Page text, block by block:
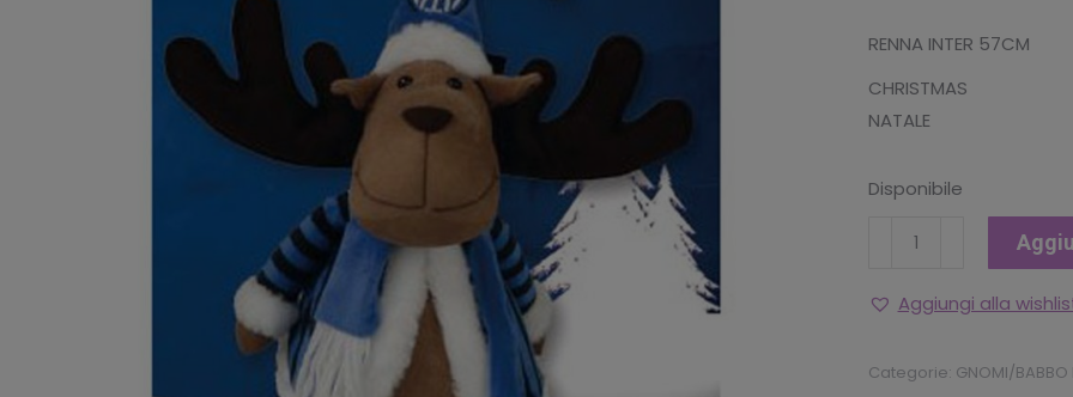
RENNA INTER 57CM
CHRISTMAS
NATALE
Disponibile
RENNA
57CMAggiungi alla
Categorie: GNOMI/BABBO